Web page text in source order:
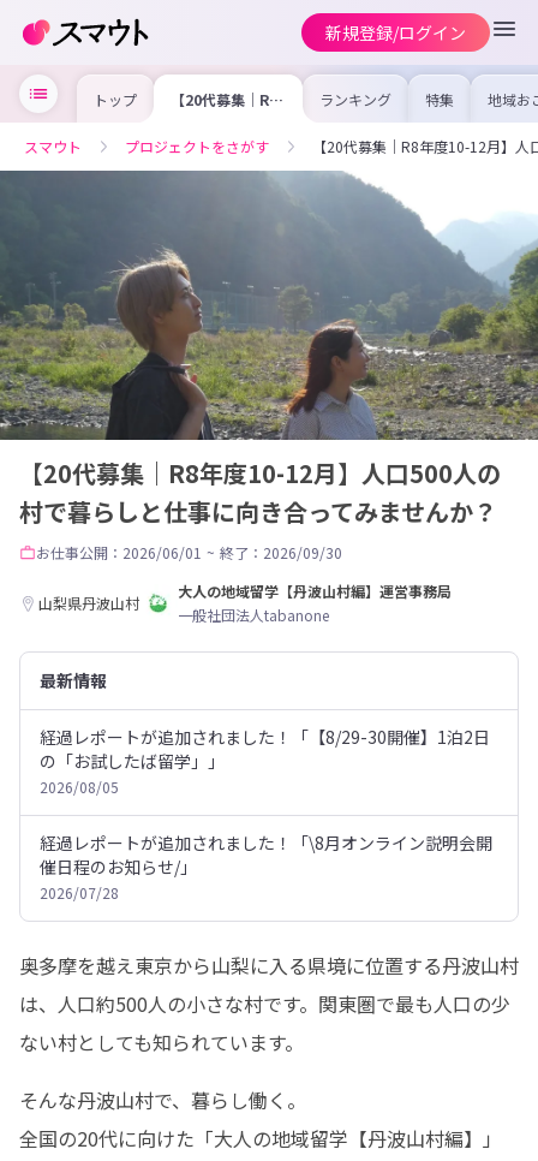
新規登録/ログイン
トップ 【20代募集｜R8
年度10-12月】人
らしと仕事に向き
合ってみません
か？
ランキング 特集 地域お
の求
を集め
事内容
を比較
スマウト プロジェクトをさがす 【20代募集｜R8年度10-12月】
【20代募集｜R8年度10-12月】人口500人の
村で暮らしと仕事に向き合ってみませんか？
お仕事公開：2026/06/01 ~ 終了：2026/09/30
山梨県丹波山村
大人の地域留学【丹波山村編】運営事務局
一般社団法人tabanone
最新情報
経過レポートが追加されました！「【8/29-30開催】1泊2日
の「お試したば留学」」
2026/08/05
経過レポートが追加されました！「\8月オンライン説明会開
催日程のお知らせ/」
2026/07/28
奥多摩を越え東京から山梨に入る県境に位置する丹波山村
は、人口約500人の小さな村です。関東圏で最も人口の少
ない村としても知られています。
そんな丹波山村で、暮らし働く。
全国の20代に向けた「大人の地域留学【丹波山村編】」